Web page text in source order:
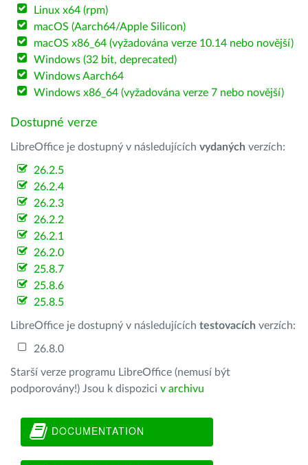
Linux x64 (rpm)
macOS (Aarch64/Apple Silicon)
macOS x86_64 (vyžadována verze 10.14 nebo novější)
Windows (32 bit, deprecated)
Windows Aarch64
Windows x86_64 (vyžadována verze 7 nebo novější)
Dostupné verze
LibreOffice je dostupný v následujících vydaných verzích:
26.2.5
26.2.4
26.2.3
26.2.2
26.2.1
26.2.0
25.8.7
25.8.6
25.8.5
LibreOffice je dostupný v následujících testovacích verzích:
26.8.0
Starší verze programu LibreOffice (nemusí být
podporovány!) Jsou k dispozici v archivu
DOCUMENTATION